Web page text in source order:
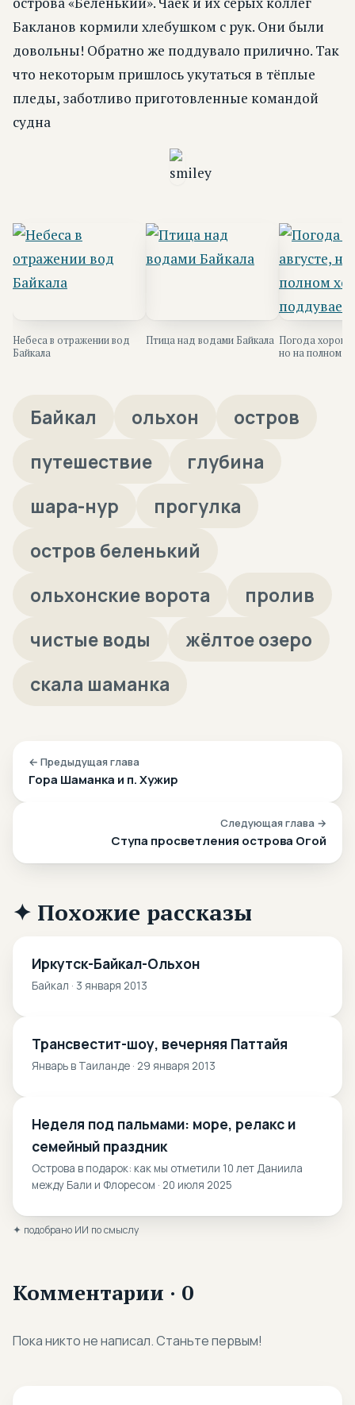
Бакланов кормили хлебушком с рук. Они были
довольны! Обратно же поддувало прилично. Так
что некоторым пришлось укутаться в тёплые
пледы, заботливо приготовленные командой
судна
Небеса в отражении вод
Байкала
Птица над водами Байкала Погода хороша
но на полном
Байкал ольхон
остров
путешествие
глубина
шара-нур
прогулка
остров беленький
ольхонские ворота
пролив
чистые воды
жёлтое озеро
скала шаманка
← Предыдущая глава
Гора Шаманка и п. Хужир
Следующая глава →
Ступа просветления острова Огой
✦ Похожие рассказы
Иркутск-Байкал-Ольхон
Байкал · 3 января 2013
Трансвестит-шоу, вечерняя Паттайя
Январь в Таиланде · 29 января 2013
Неделя под пальмами: море, релакс и
семейный праздник
Острова в подарок: как мы отметили 10 лет Даниила
между Бали и Флоресом · 20 июля 2025
✦ подобрано ИИ по смыслу
Комментарии · 0
Пока никто не написал. Станьте первым!